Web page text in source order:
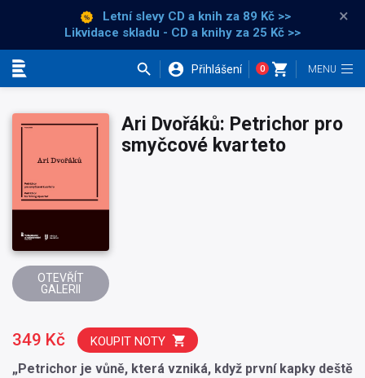
Letní slevy CD a knih za 89 Kč >>
Likvidace skladu - CD a knihy za 25 Kč >>
×
Přihlášení 0
OTEVŘÍT
GALERII
Ari Dvořáků: Petrichor pro
smyčcové kvarteto
„Petrichor je vůně, která vzniká, když první kapky deště
349 Kč KOUPIT NOTY